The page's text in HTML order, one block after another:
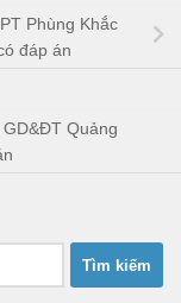
Phùng Khắc
đáp án
Quảng